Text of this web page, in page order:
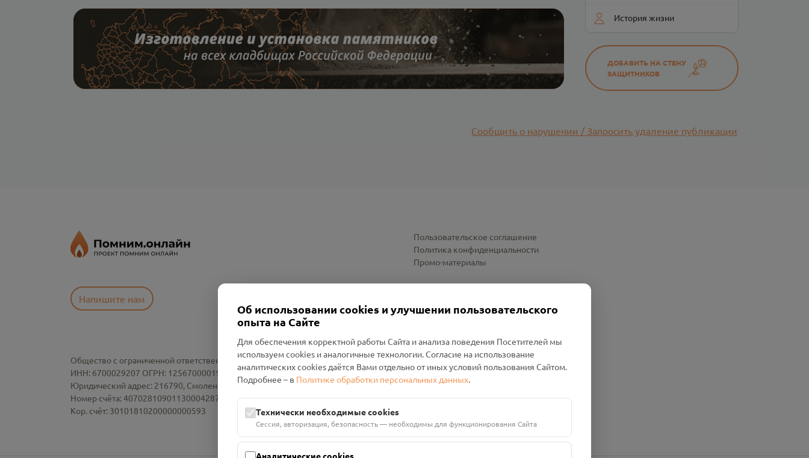
История жизни
ДОБАВИТЬ НА СТЕНУ
ЗАЩИТНИКОВ
Сообщить о нарушении / Запросить удаление публикации
Напишите нам
Пользовательское соглашение
Политика конфиденциальности
Промо-материалы
Общество с ограниченной ответственностью «Смоленский Проект Помним»
ИНН: 6700029207 ОГРН: 1256700001986
Юридический адрес: 216790, Смоленская область, р-н Руднянский, г. Рудня, улица Западная, д. 26А, пом. 18
Номер счёта: 40702810901130004287 в АО "АЛЬФА-БАНК"
Кор. счёт: 30101810200000000593
Об использовании cookies и улучшении пользовательского
опыта на Сайте
Для обеспечения корректной работы Сайта и анализа поведения Посетителей мы
используем cookies и аналогичные технологии. Согласие на использование
аналитических cookies даётся Вами отдельно от иных условий пользования Сайтом.
Подробнее – в Политике обработки персональных данных.
Технически необходимые cookies
Сессия, авторизация, безопасность — необходимы для функционирования Сайта
Аналитические cookies